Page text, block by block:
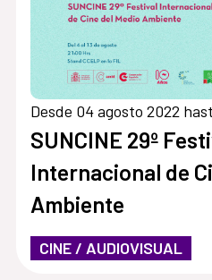
Desde 04 agosto 2022
SUNCINE 29º
Internacional de
Ambiente
CINE / AUDIOVISUAL